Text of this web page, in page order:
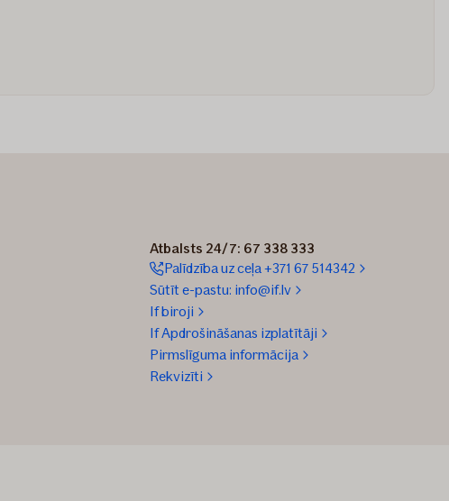
Atbalsts 24/7: 67 338 333
Palīdzība uz ceļa +371 67 514342
Sūtīt e-pastu: info@if.lv
If biroji
If Apdrošināšanas izplatītāji
Pirmslīguma informācija
Rekvizīti